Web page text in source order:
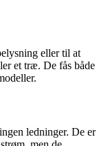
eller til at
et træ. De fås både
ledninger. De er